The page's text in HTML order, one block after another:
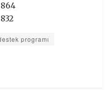
programı